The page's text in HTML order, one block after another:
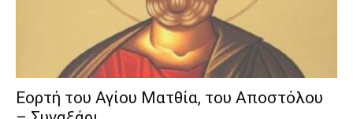
Εορτή του Αγίου Ματθία, του Αποστόλου